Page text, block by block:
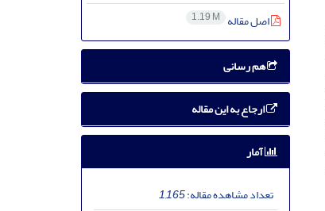
اصل مقاله 1.19 M
هم رسانی
ارجاع به این مقاله
آمار
تعداد مشاهده مقاله:1,165